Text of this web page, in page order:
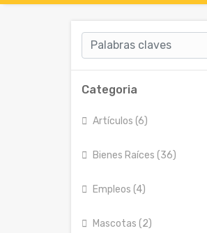
Categoria
Artículos (6)
Bienes Raíces (36)
Empleos (4)
Mascotas (2)